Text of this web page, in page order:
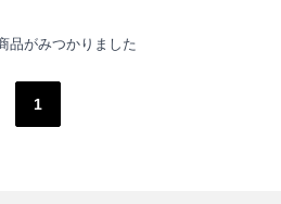
品がみつかりました
1